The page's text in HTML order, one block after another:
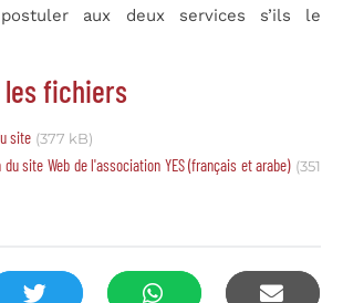
aux deux services s’ils le
fichiers
site (377 kB)
site Web de l'association YES (français et arabe) (351